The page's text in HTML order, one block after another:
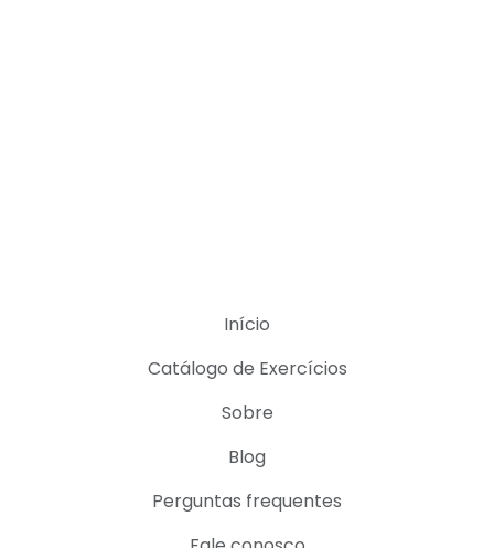
Início
Catálogo de Exercícios
Sobre
Blog
Perguntas frequentes